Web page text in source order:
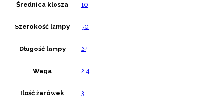
Średnica klosza 10
Szerokość lampy 50
Długość lampy 24
Waga 2.4
Ilość żarówek 3